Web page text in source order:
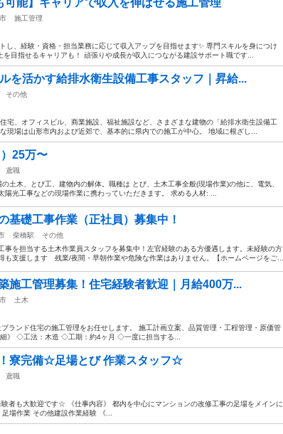
施工管理
し、経験・資格・担当業務に応じて収入アップを目指せます✨ 専門スキルを身につけ
目指せるキャリアも！ 頑張りや成長が収入につながる建設サポート職です...
を活かす給排水衛生設備工事スタッフ｜昇給...
その他
宅、オフィスビル、商業施設、福祉施設など、さまざまな建物の「給排水衛生設備工
現場は山形市内および近郊で、基本的に県内での施工が中心。 地域に根ざし...
25万〜
鳶職
土木、とび工、建物内の解体。職種は とび、土木工事全般(現場作業)の他に、電気、
陽光工事などの現場作業に携わっていただきます。 求める人材: ...
礎工事作業（正社員）募集中！
柴橋駅
その他
事を担当する土木作業員スタッフを募集中！左官経験のある方優遇します。未経験の方
支援します 残業/夜間・早朝作業や危険な作業はありません。【ホームページをご...
施工管理募集！住宅経験者歓迎｜月給400万...
土木
ランド住宅の施工管理をお任せします。 施工計画立案、品質管理・工程管理・原価管
》 ◇工法：木造 ◇工期：約4ヶ月 ◇一度に担当する...
寮完備☆足場とび 作業スタッフ☆
鳶職
者も大歓迎です☆ 《仕事内容》 都内を中心にマンションの改修工事の足場をメインに
場作業 その他建設作業経験 《...